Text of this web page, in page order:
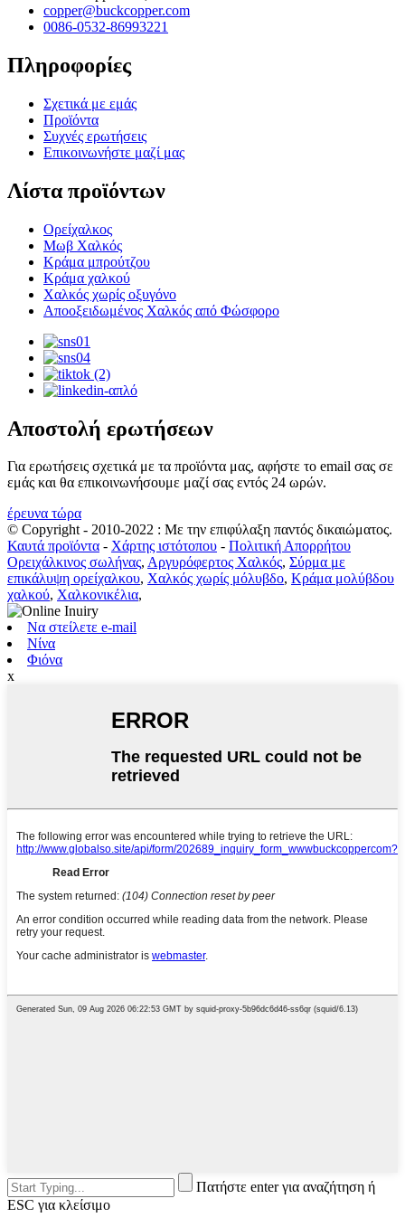
copper@buckcopper.com
0086-0532-86993221
Πληροφορίες
Σχετικά με εμάς
Προϊόντα
Συχνές ερωτήσεις
Επικοινωνήστε μαζί μας
Λίστα προϊόντων
Ορείχαλκος
Μωβ Χαλκός
Κράμα μπρούτζου
Κράμα χαλκού
Χαλκός χωρίς οξυγόνο
Αποοξειδωμένος Χαλκός από Φώσφορο
Αποστολή ερωτήσεων
Για ερωτήσεις σχετικά με τα προϊόντα μας, αφήστε το email σας σε
εμάς και θα επικοινωνήσουμε μαζί σας εντός 24 ωρών.
έρευνα τώρα
© Copyright - 2010-2022 : Με την επιφύλαξη παντός δικαιώματος.
Καυτά προϊόντα - Χάρτης ιστότοπου - Πολιτική Απορρήτου
Ορειχάλκινος σωλήνας, Αργυρόφερτος Χαλκός, Σύρμα με
επικάλυψη ορείχαλκου, Χαλκός χωρίς μόλυβδο, Κράμα μολύβδου
χαλκού, Χαλκονικέλια,
Να στείλετε e-mail
Νίνα
Φιόνα
x
Πατήστε enter για αναζήτηση ή
ESC για κλείσιμο